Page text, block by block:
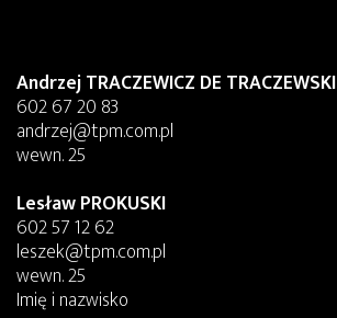
Andrzej TRACZEWICZ DE TRACZEWSKI
602 67 20 83
andrzej@tpm.com.pl
wewn. 25
Lesław PROKUSKI
602 57 12 62
leszek@tpm.com.pl
wewn. 25
Imię i nazwisko